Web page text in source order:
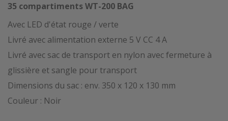
35 compartiments WT-200 BAG
Avec LED d'état rouge / verte
Livré avec alimentation externe 5 V CC 4 A
Livré avec sac de transport en nylon avec fermeture à
glissière et sangle pour transport
Dimensions du sac : env. 350 x 120 x 130 mm
Couleur : Noir